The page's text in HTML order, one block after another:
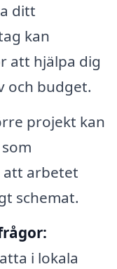
ditt
kan
att hjälpa dig
och budget.
projekt kan
att arbetet
schemat.
i lokala